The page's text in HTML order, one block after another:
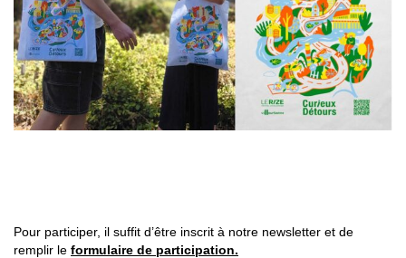
Pour participer, il suffit d’être inscrit à notre newsletter et de
remplir le formulaire de participation.